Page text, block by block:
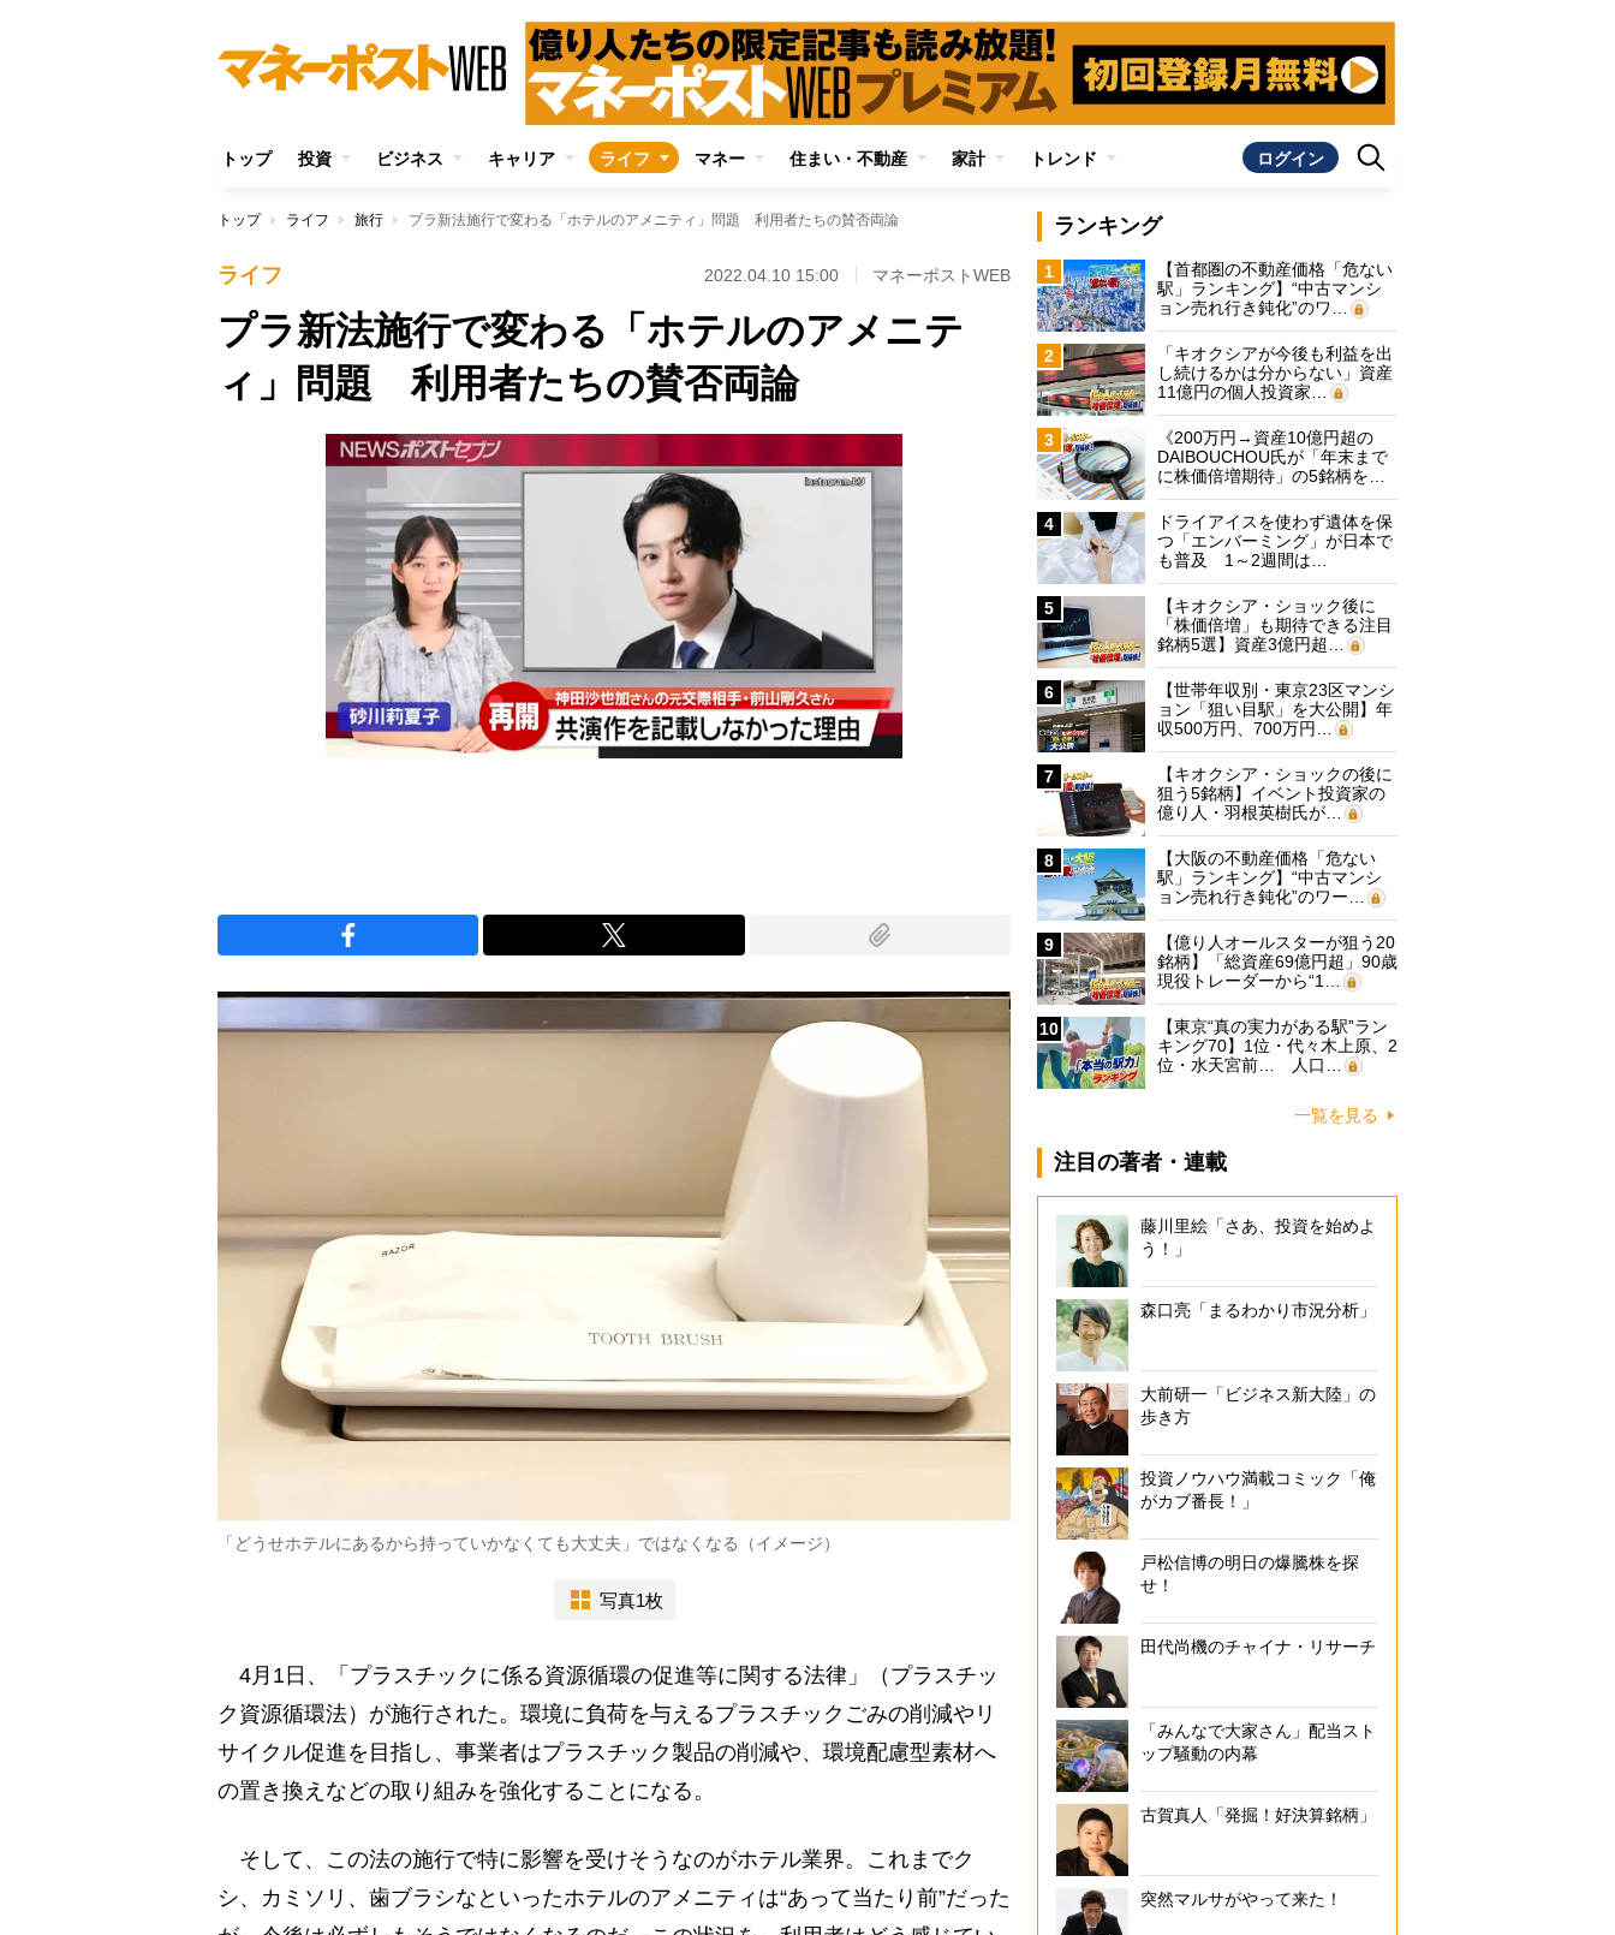
トップ 投資 ビジネス キャリア ライフ マネー 住まい・不動産 家計 トレンド ログイン
トップ ライフ 旅行 プラ新法施行で変わる「ホテルのアメニティ」問題 利用者たちの賛否両論
ライフ 2022.04.10 15:00 マネーポストWEB
プラ新法施行で変わる「ホテルのアメニテ
ィ」問題 利用者たちの賛否両論
「どうせホテルにあるから持っていかなくても大丈夫」ではなくなる（イメージ）
写真1枚
4月1日、「プラスチックに係る資源循環の促進等に関する法律」（プラスチッ
ク資源循環法）が施行された。環境に負荷を与えるプラスチックごみの削減やリ
サイクル促進を目指し、事業者はプラスチック製品の削減や、環境配慮型素材へ
の置き換えなどの取り組みを強化することになる。
そして、この法の施行で特に影響を受けそうなのがホテル業界。これまでク
シ、カミソリ、歯ブラシなといったホテルのアメニティは“あって当たり前”だった
ランキング
1
【首都圏の不動産価格「危ない
駅」ランキング】“中古マンシ
ョン売れ行き鈍化”のワ…
2
「キオクシアが今後も利益を出
し続けるかは分からない」資産
11億円の個人投資家…
3
《200万円→資産10億円超の
DAIBOUCHOU氏が「年末まで
に株価倍増期待」の5銘柄を…
4
ドライアイスを使わず遺体を保
つ「エンバーミング」が日本で
も普及 1～2週間は…
5
【キオクシア・ショック後に
「株価倍増」も期待できる注目
銘柄5選】資産3億円超…
6
【世帯年収別・東京23区マンシ
ョン「狙い目駅」を大公開】年
収500万円、700万円…
7
【キオクシア・ショックの後に
狙う5銘柄】イベント投資家の
億り人・羽根英樹氏が…
8
【大阪の不動産価格「危ない
駅」ランキング】“中古マンシ
ョン売れ行き鈍化”のワー…
9
【億り人オールスターが狙う20
銘柄】「総資産69億円超」90歳
現役トレーダーから“1…
10
【東京“真の実力がある駅”ラン
キング70】1位・代々木上原、2
位・水天宮前… 人口…
一覧を見る
注目の著者・連載
藤川里絵「さあ、投資を始めよ
う！」
森口亮「まるわかり市況分析」
大前研一「ビジネス新大陸」の
歩き方
投資ノウハウ満載コミック「俺
がカブ番長！」
戸松信博の明日の爆騰株を探
せ！
田代尚機のチャイナ・リサーチ
「みんなで大家さん」配当スト
ップ騒動の内幕
古賀真人「発掘！好決算銘柄」
突然マルサがやって来た！